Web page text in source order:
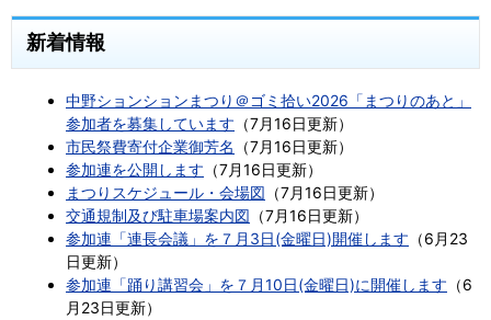
新着情報
中野ションションまつり＠ゴミ拾い2026「まつりのあと」
参加者を募集しています （7月16日更新）
市民祭費寄付企業御芳名
（7月16日更新）
参加連を公開します （7月16日更新）
まつりスケジュール・会場図 （7月16日更新）
交通規制及び駐車場案内図 （7月16日更新）
参加連「連長会議」を７月3日(金曜日)開催します （6月23
日更新）
参加連「踊り講習会」を７月10日(金曜日)に開催します （6
月23日更新）